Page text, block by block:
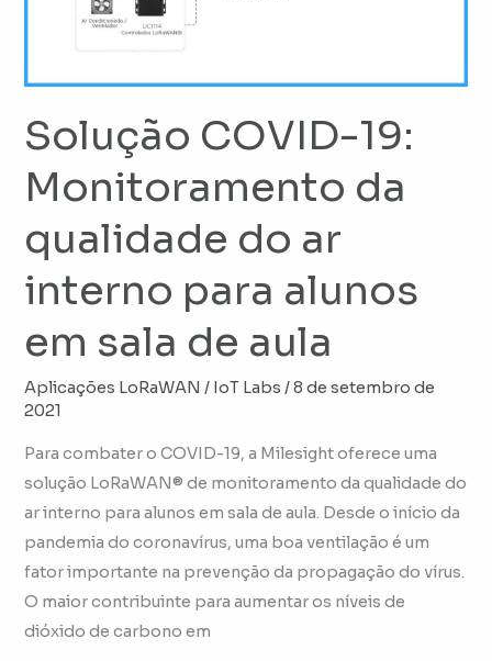
Solução COVID-19:
Monitoramento da
qualidade do ar
interno para alunos
em sala de aula
Aplicações LoRaWAN / IoT Labs/8 de setembro de
2021
Para combater o COVID-19, a Milesight oferece uma
solução LoRaWAN® de monitoramento da qualidade do
ar interno para alunos em sala de aula. Desde o início da
pandemia do coronavírus, uma boa ventilação é um
fator importante na prevenção da propagação do vírus.
O maior contribuinte para aumentar os níveis de
dióxido de carbono em
qualidade
para
em
de
aula